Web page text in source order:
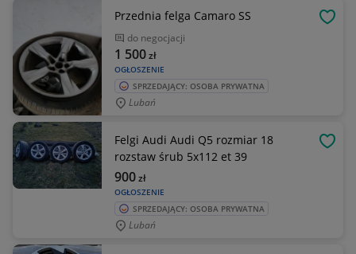
Przednia felga Camaro SS
do negocjacji
OGŁOSZENIE
1 500zł
SPRZEDAJĄCY: OSOBA PRYWATNA
Lubań
Felgi Audi Audi Q5 rozmiar 18
rozstaw śrub 5x112 et 39
OGŁOSZENIE
900zł
SPRZEDAJĄCY: OSOBA PRYWATNA
Lubań